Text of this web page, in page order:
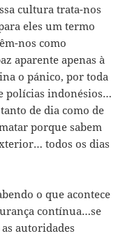
cultura trata-nos
eles um termo
nos como
aparente apenas à
o pánico, por toda
polícias indonésios…
de dia como de
porque sabem
todos os dias
o que acontece
contínua…se
autoridades